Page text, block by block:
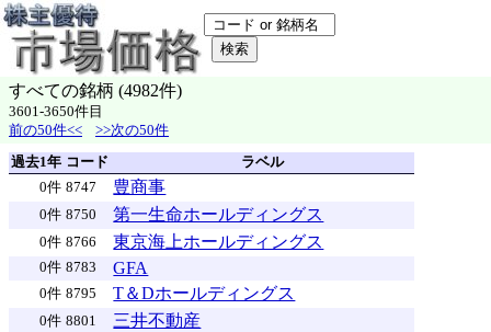
すべての銘柄 (4982件)
3601-3650件目
前の50件<<
>>次の50件
過去1年 コード
ラベル
0件 8747 豊商事
0件 8750 第一生命ホールディングス
0件 8766 東京海上ホールディングス
0件 8783 GFA
0件 8795 T＆Dホールディングス
0件 8801 三井不動産